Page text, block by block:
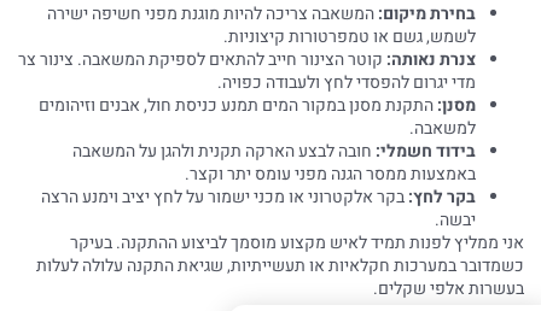
בחירת מיקום:המשאבה צריכה להיות מוגנת מפני חשיפה ישירה
לשמש, גשם או טמפרטורות קיצוניות.
צנרת נאותה: קוטר הצינור חייב להתאים לספיקת המשאבה. צינור צר
מדי יגרום להפסדי לחץ ולעבודה כפויה.
מסנן:התקנת מסנן במקור המים תמנע כניסת חול, אבנים וזיהומים
למשאבה.
בידוד חשמלי: חובה לבצע הארקה תקנית ולהגן על המשאבה
באמצעות ממסר הגנה מפני עומס יתר וקצר.
בקר לחץ:בקר אלקטרוני או מכני ישמור על לחץ יציב וימנע הרצה
יבשה.
אני ממליץ לפנות תמיד לאיש מקצוע מוסמך לביצוע ההתקנה. בעיקר
כשמדובר במערכות חקלאיות או תעשייתיות, שגיאת התקנה עלולה לעלות
בעשרות אלפי שקלים.